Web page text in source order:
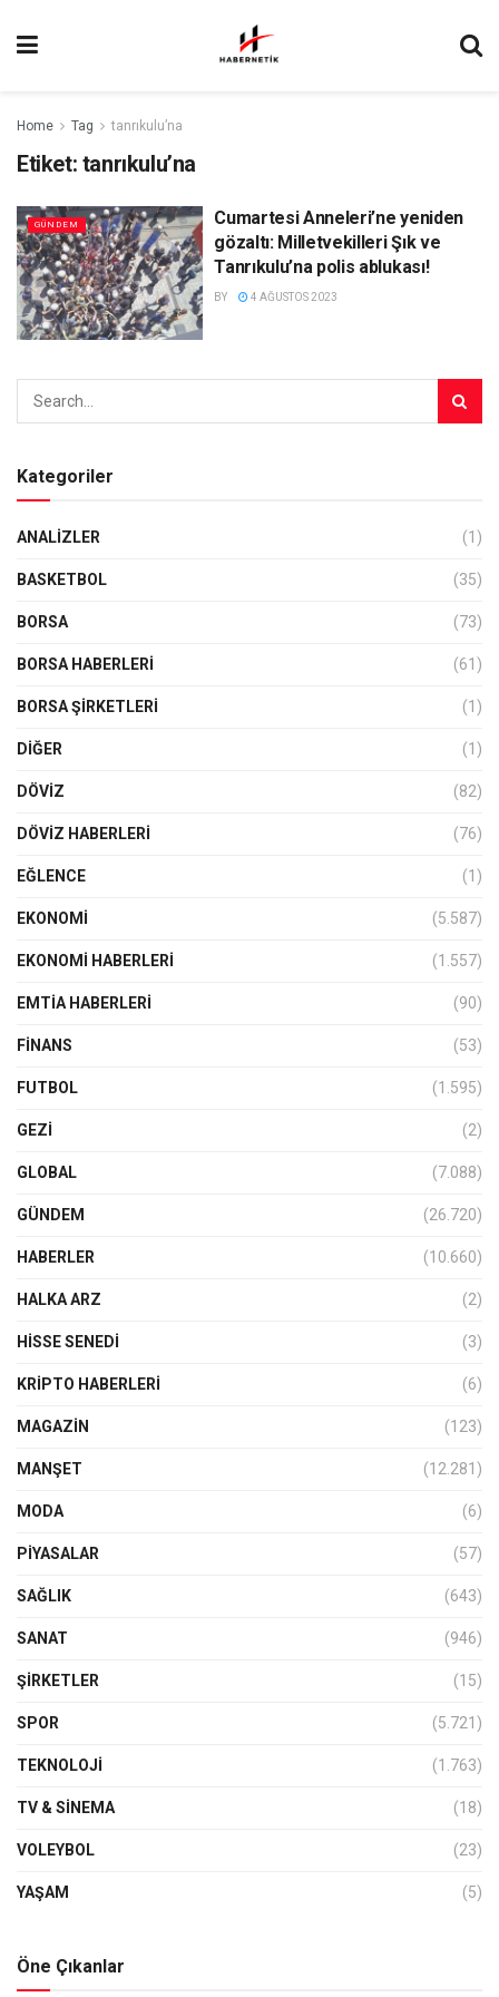
Home Tag tanrıkulu’na
Etiket: tanrıkulu’na
GÜNDEM
Cumartesi Anneleri’ne yeniden
gözaltı: Milletvekilleri Şık ve
Tanrıkulu’na polis ablukası!
BY 4 AĞUSTOS 2023
Kategoriler
ANALIZLER (1)
BASKETBOL (35)
BORSA (73)
BORSA HABERLERI (61)
BORSA ŞIRKETLERI (1)
DIĞER (1)
DÖVİZ (82)
DÖVIZ HABERLERI (76)
EĞLENCE (1)
EKONOMİ (5.587)
EKONOMI HABERLERI (1.557)
EMTIA HABERLERI (90)
FINANS (53)
FUTBOL (1.595)
GEZI (2)
GLOBAL (7.088)
GÜNDEM (26.720)
HABERLER (10.660)
HALKA ARZ (2)
HISSE SENEDI (3)
KRIPTO HABERLERI (6)
MAGAZİN (123)
MANŞET (12.281)
MODA (6)
PIYASALAR (57)
SAĞLIK (643)
SANAT (946)
ŞIRKETLER (15)
SPOR (5.721)
TEKNOLOJİ (1.763)
TV & SINEMA (18)
VOLEYBOL (23)
YAŞAM (5)
Öne Çıkanlar